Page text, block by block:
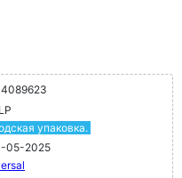
LP
упаковка.
05-2025